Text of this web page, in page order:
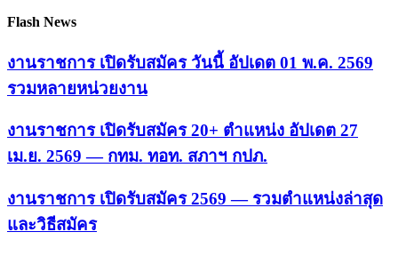
Flash News
งานราชการ เปิดรับสมัคร วันนี้ อัปเดต 01 พ.ค. 2569
รวมหลายหน่วยงาน
งานราชการ เปิดรับสมัคร 20+ ตำแหน่ง อัปเดต 27
เม.ย. 2569 — กทม. ทอท. สภาฯ กปภ.
งานราชการ เปิดรับสมัคร 2569 — รวมตำแหน่งล่าสุด
และวิธีสมัคร